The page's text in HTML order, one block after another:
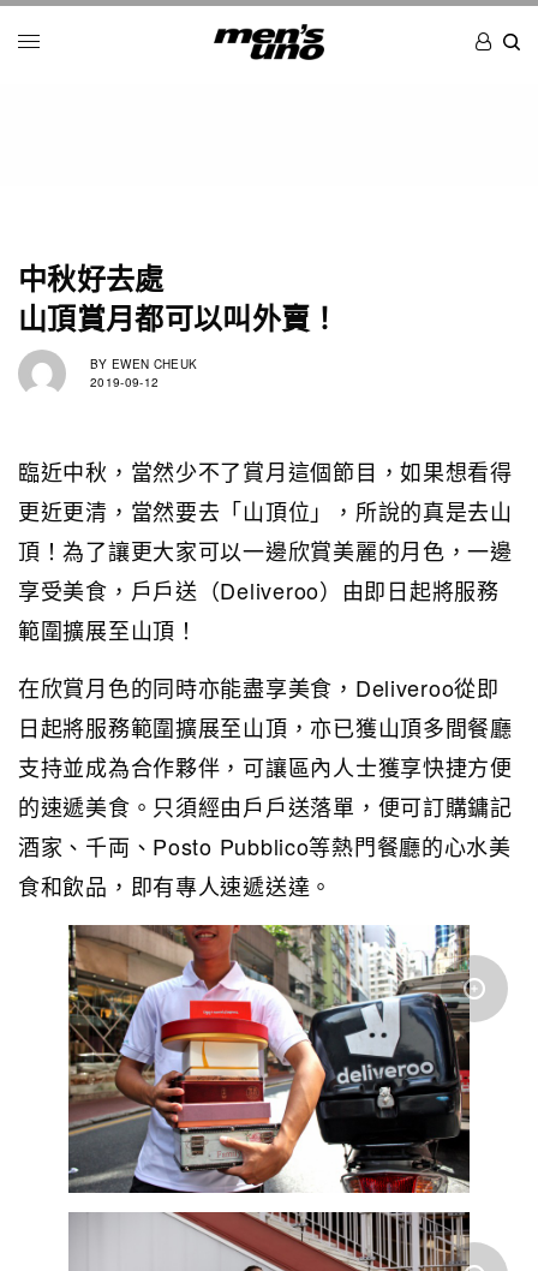
中秋好去處
山頂賞月都可以叫外賣！
BY EWEN CHEUK
2019-09-12
臨近中秋，當然少不了賞月這個節目，如果想看得
更近更清，當然要去「山頂位」，所說的真是去山
頂！為了讓更大家可以一邊欣賞美麗的月色，一邊
享受美食，戶戶送（Deliveroo）由即日起將服務
範圍擴展至山頂！
在欣賞月色的同時亦能盡享美食，Deliveroo從即
日起將服務範圍擴展至山頂，亦已獲山頂多間餐廳
支持並成為合作夥伴，可讓區內人士獲享快捷方便
的速遞美食。只須經由戶戶送落單，便可訂購鏞記
酒家、千両、Posto Pubblico等熱門餐廳的心水美
食和飲品，即有專人速遞送達。